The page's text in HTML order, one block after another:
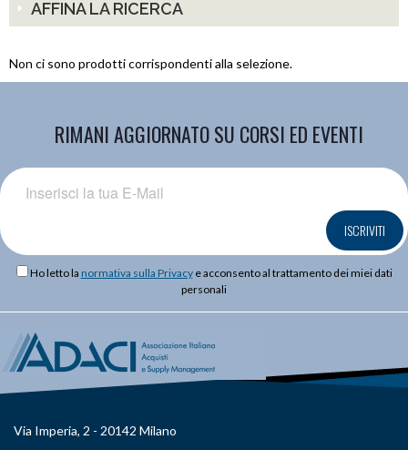
AFFINA LA RICERCA
Non ci sono prodotti corrispondenti alla selezione.
RIMANI AGGIORNATO SU CORSI ED EVENTI
ISCRIVITI
Ho letto la normativa sulla Privacye acconsento al trattamento dei miei dati
personali
Via Imperia, 2 - 20142 Milano